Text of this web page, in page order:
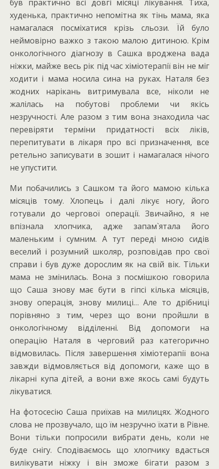
був практично всі довгі місяці лікування. Тиха,
худенька, практично непомітна як тінь мама, яка
намагалася посміхатися крізь сльози. Їй було
неймовірно важко з такою малою дитиною. Крім
онкологічного діагнозу в Сашка вроджена вада
ніжки, майже весь рік під час хіміотерапії він не міг
ходити і мама носила сина на руках. Наталя без
жодних нарікань витримувала все, ніколи не
жалілась на побутові проблеми чи якісь
незручності. Але разом з тим вона знаходила час
перевіряти терміни придатності всіх ліків,
перепитувати в лікаря про всі призначення, все
ретельно записувати в зошит і намагалася нічого
не упустити.
Ми побачились з Сашком та його мамою кілька
місяців тому. Хлопець і далі лікує ногу, його
готували до чергової операції. Звичайно, я не
впізнала хлопчика, адже запам`ятала його
маленьким і сумним. А тут переді мною сидів
веселий і розумний школяр, розповідав про свої
справи і був дуже дорослим як на свій вік. Тільки
мама не змінилась. Вона з посмішкою говорила
що Саша знову має бути в гіпсі кілька місяців,
знову операція, знову милиці… Але то дрібниці
порівняно з тим, через що вони пройшли в
онкологічному відділенні. Від допомоги на
операцію Наталя в черговий раз категорично
відмовилась. Після завершення хіміотерапії вона
завжди відмовляється від допомоги, каже що в
лікарні купа дітей, а вони вже якось самі будуть
лікуватися.
На фотосесію Саша приїхав на милицях. Жодного
слова не прозвучало, що їм незручно їхати в Рівне.
Вони тільки попросили вибрати день, коли не
буде снігу. Сподіваємось що хлопчику вдасться
вилікувати ніжку і він зможе бігати разом з